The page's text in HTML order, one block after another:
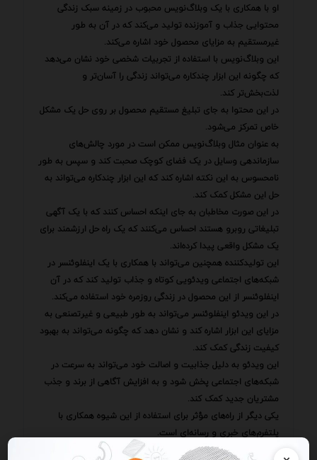
او با همکاری با یک وبلاگ‌نویس محبوب در زمینه سبک زندگی
محتوایی جذاب و آموزنده تولید می‌کند که در آن به طور
غیرمستقیم به مزایای محصول خود اشاره می‌کند.
این وبلاگ‌نویس با استفاده از تجربیات شخصی خود نشان می‌دهد
که چگونه این ابزار چندکاره می‌تواند زندگی را آسان‌تر و
لذت‌بخش‌تر کند.
در این محتوا به جای تبلیغ مستقیم محصول بر روی حل یک مشکل
خاص تمرکز می‌شود.
به عنوان مثال وبلاگ‌نویس ممکن است در مورد چالش‌های
سازماندهی وسایل در یک فضای کوچک صحبت کند و سپس به طور
نامحسوس به این نکته اشاره کند که این ابزار چندکاره می‌تواند به
حل این مشکل کمک کند.
در این صورت مخاطبان به جای اینکه احساس کنند که با یک آگهی
تبلیغاتی روبرو هستند احساس می‌کنند که یک راه حل ارزشمند برای
یک مشکل واقعی پیدا کرده‌اند.
این تولیدکننده همچنین می‌تواند با همکاری با یک اینفلوئنسر در
شبکه‌های اجتماعی ویدئویی کوتاه و جذاب تولید کند که در آن
اینفلوئنسر از این محصول در زندگی روزمره خود استفاده می‌کند.
در این ویدئو اینفلوئنسر می‌تواند به طور طبیعی و غیرتصنعی به
مزایای این ابزار اشاره کند و نشان دهد که چگونه می‌تواند به بهبود
کیفیت زندگی کمک کند.
این ویدئو به دلیل جذابیت و اصالت خود می‌تواند به سرعت در
شبکه‌های اجتماعی پخش شود و به افزایش آگاهی از برند و جذب
مشتریان جدید کمک کند.
یکی دیگر از راه‌های مؤثر برای استفاده از این شیوه همکاری با
پلتفرم‌های خبری و رسانه‌ای است.
این تولیدکننده می‌تواند با پرداخت هزینه مقاله‌ای در مورد روند